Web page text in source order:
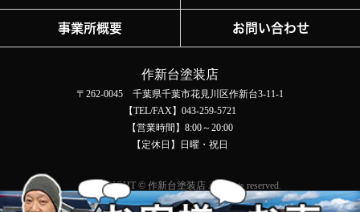
事業所概要 お問い合わせ
作新台塗装店
〒262-0045 千葉県千葉市花見川区作新台3-11-1
【TEL/FAX】043-259-5721
【営業時間】8:00～20:00
【定休日】日曜・祝日
COPYRIGHT © 作新台塗装店 All rights reserved.